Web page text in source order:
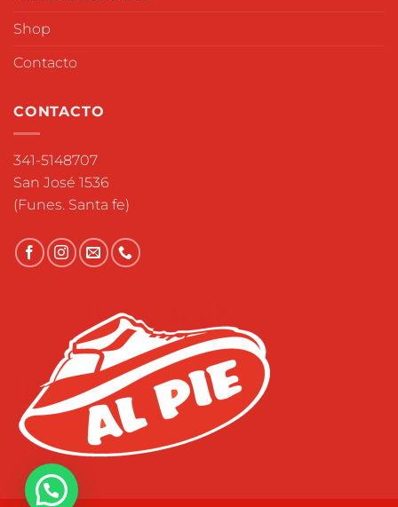
Shop
Contacto
CONTACTO
341-5148707
San José 1536
(Funes. Santa fe)